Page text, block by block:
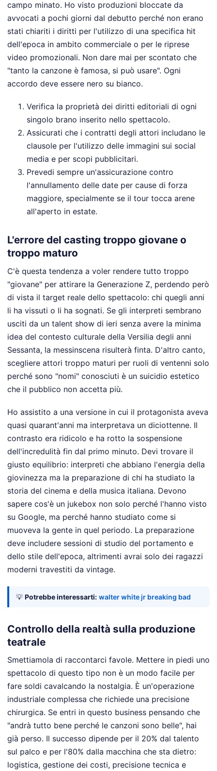
campo minato. Ho visto produzioni bloccate da
avvocati a pochi giorni dal debutto perché non erano
stati chiariti i diritti per l'utilizzo di una specifica hit
dell'epoca in ambito commerciale o per le riprese
video promozionali. Non dare mai per scontato che
"tanto la canzone è famosa, si può usare". Ogni
accordo deve essere nero su bianco.
Verifica la proprietà dei diritti editoriali di ogni
singolo brano inserito nello spettacolo.
Assicurati che i contratti degli attori includano le
clausole per l'utilizzo delle immagini sui social
media e per scopi pubblicitari.
Prevedi sempre un'assicurazione contro
l'annullamento delle date per cause di forza
maggiore, specialmente se il tour tocca arene
all'aperto in estate.
L'errore del casting troppo giovane o
troppo maturo
C'è questa tendenza a voler rendere tutto troppo
"giovane" per attirare la Generazione Z, perdendo però
di vista il target reale dello spettacolo: chi quegli anni
li ha vissuti o li ha sognati. Se gli interpreti sembrano
usciti da un talent show di ieri senza avere la minima
idea del contesto culturale della Versilia degli anni
Sessanta, la messinscena risulterà finta. D'altro canto,
scegliere attori troppo maturi per ruoli di ventenni solo
perché sono "nomi" conosciuti è un suicidio estetico
che il pubblico non accetta più.
Ho assistito a una versione in cui il protagonista aveva
quasi quarant'anni ma interpretava un diciottenne. Il
contrasto era ridicolo e ha rotto la sospensione
dell'incredulità fin dal primo minuto. Devi trovare il
giusto equilibrio: interpreti che abbiano l'energia della
giovinezza ma la preparazione di chi ha studiato la
storia del cinema e della musica italiana. Devono
sapere cos'è un jukebox non solo perché l'hanno visto
su Google, ma perché hanno studiato come si
muoveva la gente in quel periodo. La preparazione
deve includere sessioni di studio del portamento e
dello stile dell'epoca, altrimenti avrai solo dei ragazzi
moderni travestiti da vintage.
💡 Potrebbe interessarti: walter white jr breaking bad
Controllo della realtà sulla produzione
teatrale
Smettiamola di raccontarci favole. Mettere in piedi uno
spettacolo di questo tipo non è un modo facile per
fare soldi cavalcando la nostalgia. È un'operazione
industriale complessa che richiede una precisione
chirurgica. Se entri in questo business pensando che
"andrà tutto bene perché le canzoni sono belle", hai
già perso. Il successo dipende per il 20% dal talento
sul palco e per l'80% dalla macchina che sta dietro:
logistica, gestione dei costi, precisione tecnica e